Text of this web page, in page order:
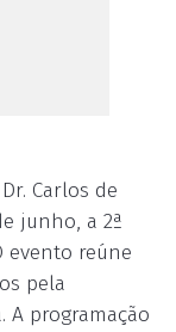
Carlos de
junho, a 2ª
evento reúne
pela
programação